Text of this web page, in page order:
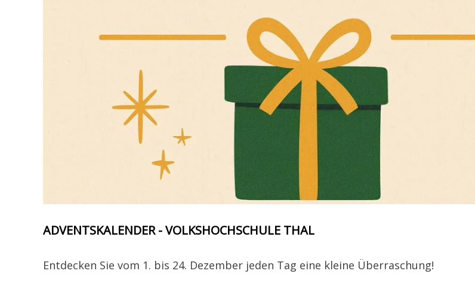
ADVENTSKALENDER - VOLKSHOCHSCHULE THAL
Entdecken Sie vom 1. bis 24. Dezember jeden Tag eine kleine Überraschung!